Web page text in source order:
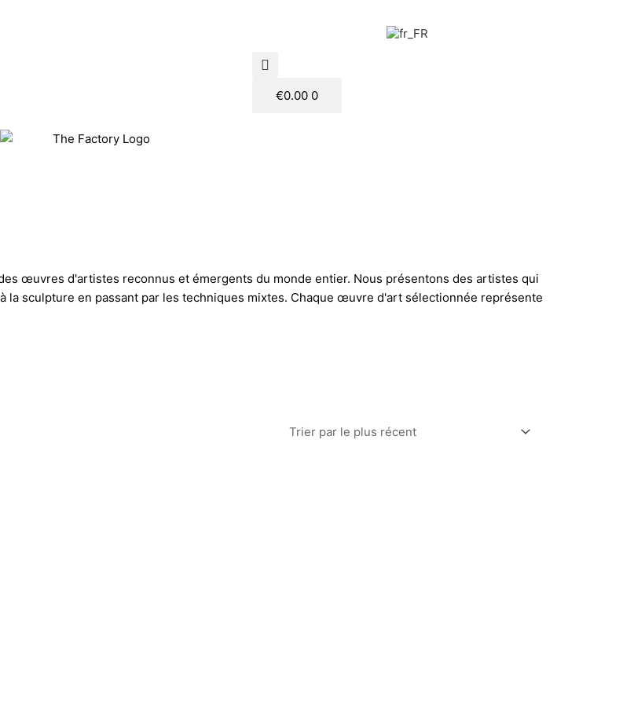
€0.00 0
œuvres d'artistes reconnus et émergents du monde entier. Nous présentons des artistes qui
sculpture en passant par les techniques mixtes. Chaque œuvre d'art sélectionnée représente